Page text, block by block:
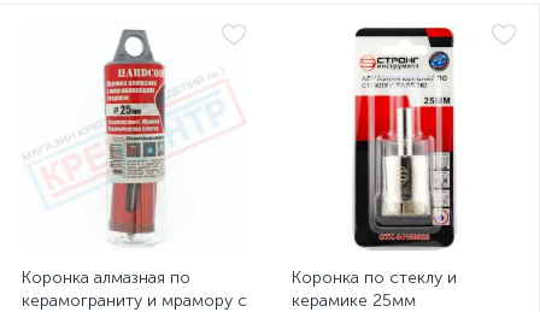
Коронка алмазная по
керамограниту и мрамору с
Коронка по стеклу и
керамике 25мм